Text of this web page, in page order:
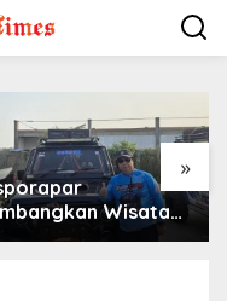
»
Wisata
di Kota